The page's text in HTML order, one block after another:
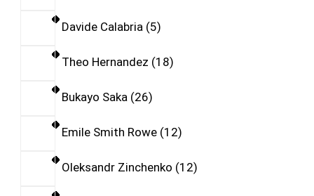
Davide Calabria 5
Theo Hernandez 18
Bukayo Saka 26
Emile Smith Rowe 12
Oleksandr Zinchenko 12